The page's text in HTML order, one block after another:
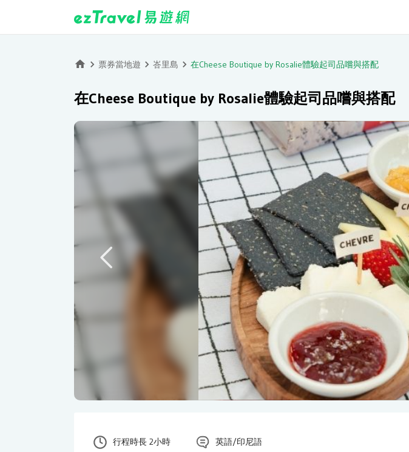
票券當地遊 峇里島 在Cheese Boutique by Rosalie體驗起司品嚐與搭配
在Cheese Boutique by Rosalie體驗起司品嚐與搭配
行程時長 2小時 英語/印尼語